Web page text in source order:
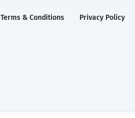
Terms & Conditions Privacy Policy